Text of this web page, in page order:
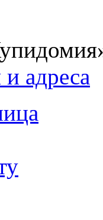
адреса